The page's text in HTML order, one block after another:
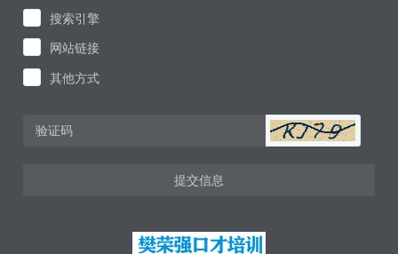
搜索引擎
网站链接
其他方式
提交信息